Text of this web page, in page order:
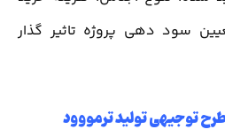
سود دهی پروژه تاثیر گذار
توجیهی تولید ترمووود